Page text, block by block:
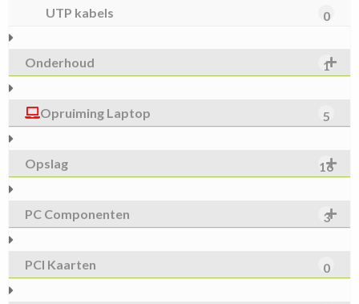
UTP kabels 0
Onderhoud 1
Opruiming Laptop 5
Opslag 16
PC Componenten 3
PCI Kaarten 0